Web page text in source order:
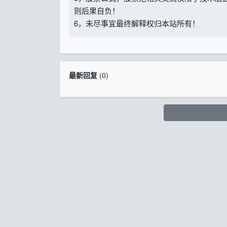
则后果自负！
6，未尽事宜最终解释权归本站所有！
最新回复(0)